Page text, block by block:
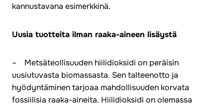
kannustavana esimerkkinä.
Uusia tuotteita ilman raaka-aineen lisäystä
– Metsäteollisuuden hiilidioksidi on peräisin
uusiutuvasta biomassasta. Sen talteenotto ja
hyödyntäminen tarjoaa mahdollisuuden korvata
fossiilisia raaka-aineita. Hiilidioksidi on olemassa